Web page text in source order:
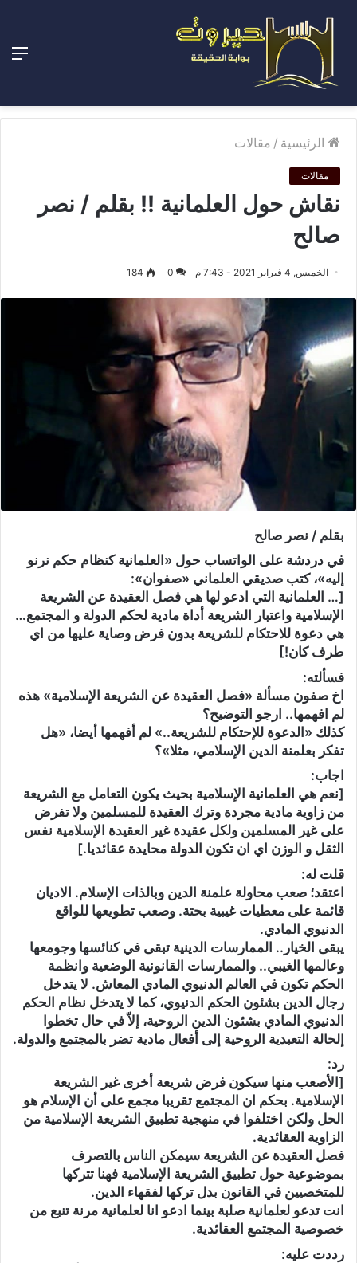
الرئيسية / مقالات
مقالات
نقاش حول العلمانية !! بقلم / نصر
صالح
الخميس, 4 فبراير 2021 - 7:43 م 0
184
بقلم / نصر صالح
في دردشة على الواتساب حول «العلمانية كنظام حكم نرنو
إليه»، كتب صديقي العلماني «صفوان»:
[… العلمانية التي ادعو لها هي فصل العقيدة عن الشريعة
الإسلامية واعتبار الشريعة أداة مادية لحكم الدولة و المجتمع…
هي دعوة للاحتكام للشريعة بدون فرض وصاية عليها من اي
طرف كان!]
فسألته:
اخ صفون مسألة «فصل العقيدة عن الشريعة الإسلامية» هذه
لم افهمها.. ارجو التوضيح؟
كذلك «الدعوة للإحتكام للشريعة..» لم أفهمها أيضا، «هل
تفكر بعلمنة الدين الإسلامي، مثلا»؟
اجاب:
[نعم هي العلمانية الإسلامية بحيث يكون التعامل مع الشريعة
من زاوية مادية مجردة وترك العقيدة للمسلمين ولا تفرض
على غير المسلمين ولكل عقيدة غير العقيدة الإسلامية نفس
الثقل و الوزن اي ان تكون الدولة محايدة عقائديا.]
قلت له:
اعتقد؛ صعب محاولة علمنة الدين وبالذات الإسلام. الاديان
قائمة على معطيات غيبية بحتة. وصعب تطويعها للواقع
الدنيوي المادي.
يبقى الخيار.. الممارسات الدينية تبقى في كنائسها وجومعها
وعالمها الغيبي.. والممارسات القانونية الوضعية وانظمة
الحكم تكون في العالم الدنيوي المادي المعاش. لا يتدخل
رجال الدين بشئون الحكم الدنيوي، كما لا يتدخل نظام الحكم
الدنيوي المادي بشئون الدين الروحية، إلاّ في حال تخطوا
إلحالة التعبدية الروحية إلى أفعال مادية تضر بالمجتمع والدولة.
رد:
[الأصعب منها سيكون فرض شريعة أخرى غير الشريعة
الإسلامية. بحكم ان المجتمع تقريبا مجمع على أن الإسلام هو
الحل ولكن اختلفوا في منهجية تطبيق الشريعة الإسلامية من
الزاوية العقائدية.
فصل العقيدة عن الشريعة سيمكن الناس بالتصرف
بموضوعية حول تطبيق الشريعة الإسلامية فهنا تتركها
للمتخصيين في القانون بدل تركها لفقهاء الدين.
انت تدعو لعلمانية صلبة بينما ادعو انا لعلمانية مرنة تنبع من
خصوصية المجتمع العقائدية.
رددت عليه: